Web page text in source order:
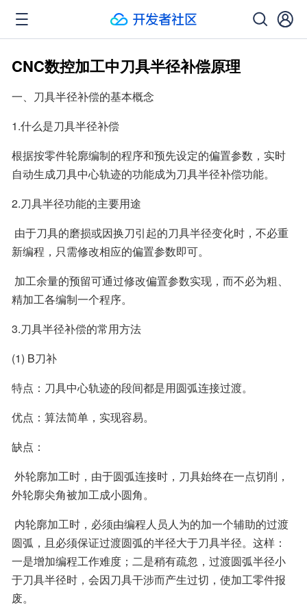
CNC数控加工中刀具半径补偿原理
一、刀具半径补偿的基本概念
1.什么是刀具半径补偿
根据按零件轮廓编制的程序和预先设定的偏置参数，实时
自动生成刀具中心轨迹的功能成为刀具半径补偿功能。
2.刀具半径功能的主要用途
新编程，只需修改相应的偏置参数即可。
精加工各编制一个程序。
3.刀具半径补偿的常用方法
(1) B刀补
特点：刀具中心轨迹的段间都是用圆弧连接过渡。
优点：算法简单，实现容易。
缺点：
外轮廓尖角被加工成小圆角。
圆弧，且必须保证过渡圆弧的半径大于刀具半径。这样：
一是增加编程工作难度；二是稍有疏忽，过渡圆弧半径小
于刀具半径时，会因刀具干涉而产生过切，使加工零件报
废。